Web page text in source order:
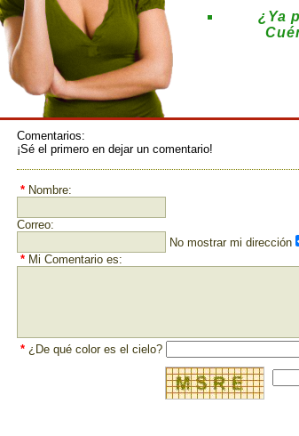
¿Ya
Comentarios:
¡Sé el primero en dejar un comentario!
* Nombre:
Correo:
No mostrar mi dirección
* Mi Comentario es:
* ¿De qué color es el cielo?